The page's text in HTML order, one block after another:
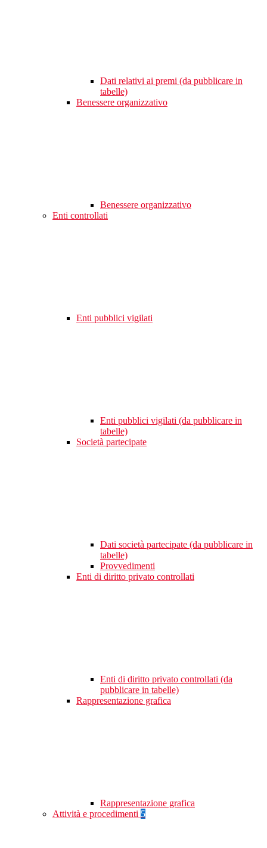
Dati relativi ai premi (da pubblicare in
tabelle)
Benessere organizzativo
Benessere organizzativo
Enti controllati
Enti pubblici vigilati
Enti pubblici vigilati (da pubblicare in
tabelle)
Società partecipate
Dati società partecipate (da pubblicare in
tabelle)
Provvedimenti
Enti di diritto privato controllati
Enti di diritto privato controllati (da
pubblicare in tabelle)
Rappresentazione grafica
Rappresentazione grafica
Attività e procedimenti 5